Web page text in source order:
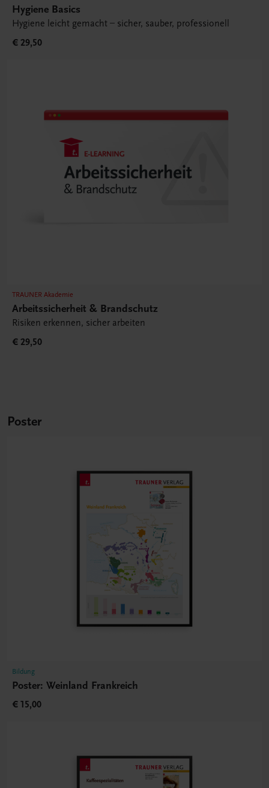
Hygiene Basics
Hygiene leicht gemacht – sicher, sauber, professionell
€ 29,50
TRAUNER Akademie
Arbeitssicherheit & Brandschutz
Risiken erkennen, sicher arbeiten
€ 29,50
Poster
Bildung
Poster: Weinland Frankreich
€ 15,00